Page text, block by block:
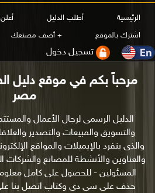
الرئيسية أطلب الدليل
اشترك بالموقع
+ أضف مصنعك
تسجيل دخول
مرحباً بكم في موقع دليل
مصر
الدليل الرسمى لرجال الأعمال
والذى ينفرد بالإيميلات والمواقع
والعناوين والأنشطة للمصانع والشركات
المسئولين - للحصول على كامل
حذف على سى دى وكتاب اتصل بنا علي الرقم